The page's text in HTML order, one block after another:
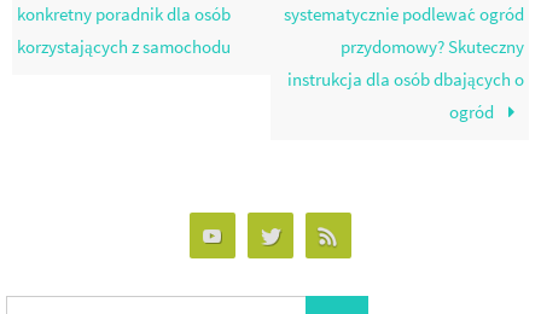
konkretny poradnik dla osób
korzystających z samochodu
systematycznie podlewać ogród
przydomowy? Skuteczny
instrukcja dla osób dbających o
ogród